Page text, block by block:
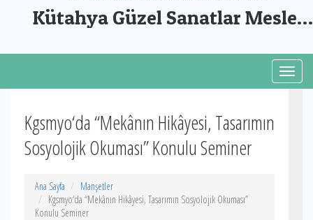
Kütahya Güzel Sanatlar Meslek
Kgsmyo‘da “Mekânın Hikâyesi, Tasarımın
Sosyolojik Okuması” Konulu Seminer
Ana Sayfa
Manşetler
Kgsmyo‘da “Mekânın Hikâyesi, Tasarımın Sosyolojik Okuması”
Konulu Seminer